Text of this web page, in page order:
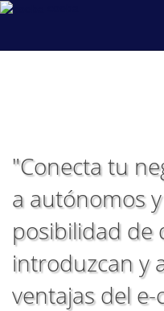
"Conecta tu
a autónomos y
posibilidad de
introduzcan y
ventajas del